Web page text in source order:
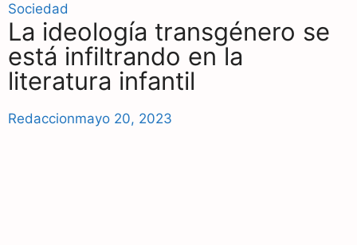
Sociedad
La ideología transgénero se
está infiltrando en la
literatura infantil
Redaccionmayo 20, 2023